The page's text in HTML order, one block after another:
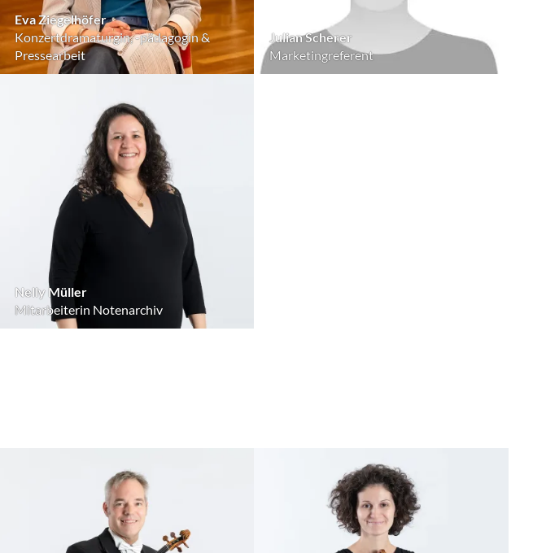
Eva Ziegelhöfer
Konzertdramaturgin, -pädagogin &
Pressearbeit
Julian Scherer
Marketingreferent
Nelly Müller
Mitarbeiterin Notenarchiv